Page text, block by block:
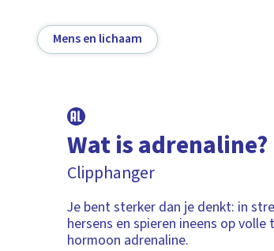
Mens en lichaam
Wat is adrenaline?
Clipphanger
Je bent sterker dan je denkt: in
hersens en spieren ineens op
hormoon adrenaline.